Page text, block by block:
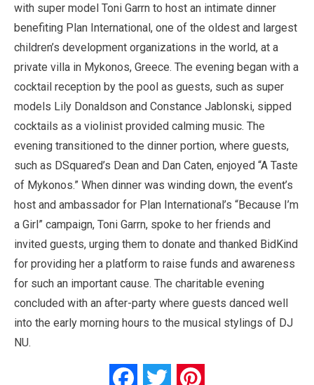
with super model Toni Garrn to host an intimate dinner
benefiting Plan International, one of the oldest and largest
children’s development organizations in the world, at a
private villa in Mykonos, Greece. The evening began with a
cocktail reception by the pool as guests, such as super
models Lily Donaldson and Constance Jablonski, sipped
cocktails as a violinist provided calming music. The
evening transitioned to the dinner portion, where guests,
such as DSquared’s Dean and Dan Caten, enjoyed “A Taste
of Mykonos.” When dinner was winding down, the event’s
host and ambassador for Plan International’s “Because I’m
a Girl” campaign, Toni Garrn, spoke to her friends and
invited guests, urging them to donate and thanked BidKind
for providing her a platform to raise funds and awareness
for such an important cause. The charitable evening
concluded with an after-party where guests danced well
into the early morning hours to the musical stylings of DJ
NU.
FacebookTwitter